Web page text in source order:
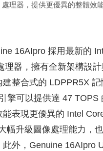
理器，提供更優異的整體效
16AIpro 採用最新的
理器，擁有全新架構設
整合式的 LDPPR5X 記
擎可以提供達 47 TOPS
表現更優異的 Intel
幅升級圖像處理能力，
外，Genuine 16AIpro